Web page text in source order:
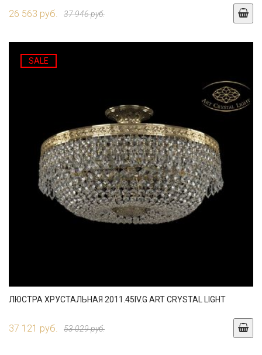
26 563 руб. 37 946 руб.
SALE
ЛЮСТРА ХРУСТАЛЬНАЯ 2011.45IV.G ART CRYSTAL LIGHT
37 121 руб. 53 029 руб.